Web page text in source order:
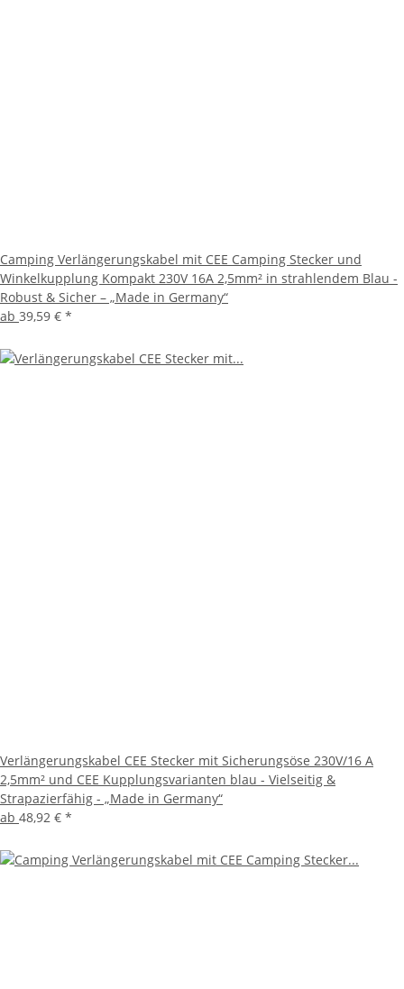
Camping Verlängerungskabel mit CEE Camping Stecker und
Winkelkupplung Kompakt 230V 16A 2,5mm² in strahlendem Blau -
Robust & Sicher – „Made in Germany“
ab 39,59 € *
Verlängerungskabel CEE Stecker mit Sicherungsöse 230V/16 A
2,5mm² und CEE Kupplungsvarianten blau - Vielseitig &
Strapazierfähig - „Made in Germany“
ab 48,92 € *